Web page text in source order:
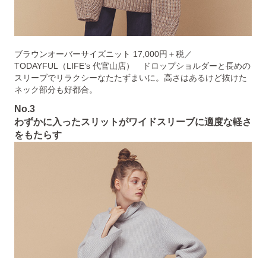
ブラウンオーバーサイズニット 17,000円＋税／
TODAYFUL（LIFE’s 代官山店） ドロップショルダーと長めの
スリーブでリラクシーなたたずまいに。高さはあるけど抜けた
ネック部分も好都合。
No.3
わずかに入ったスリットがワイドスリーブに適度な軽さ
をもたらす